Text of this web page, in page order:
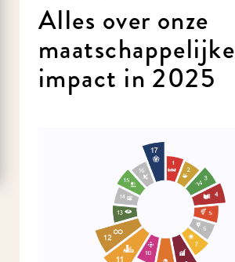
Alles over onze
maatschappelijke
impact in 2025